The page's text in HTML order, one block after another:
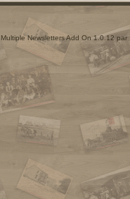
Multiple Newsletters Add On 1.0.12 par